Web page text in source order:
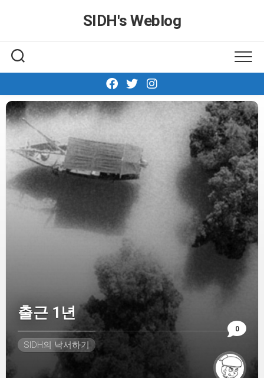
SIDH′s Weblog
0
출근 1년
SIDH의 낙서하기